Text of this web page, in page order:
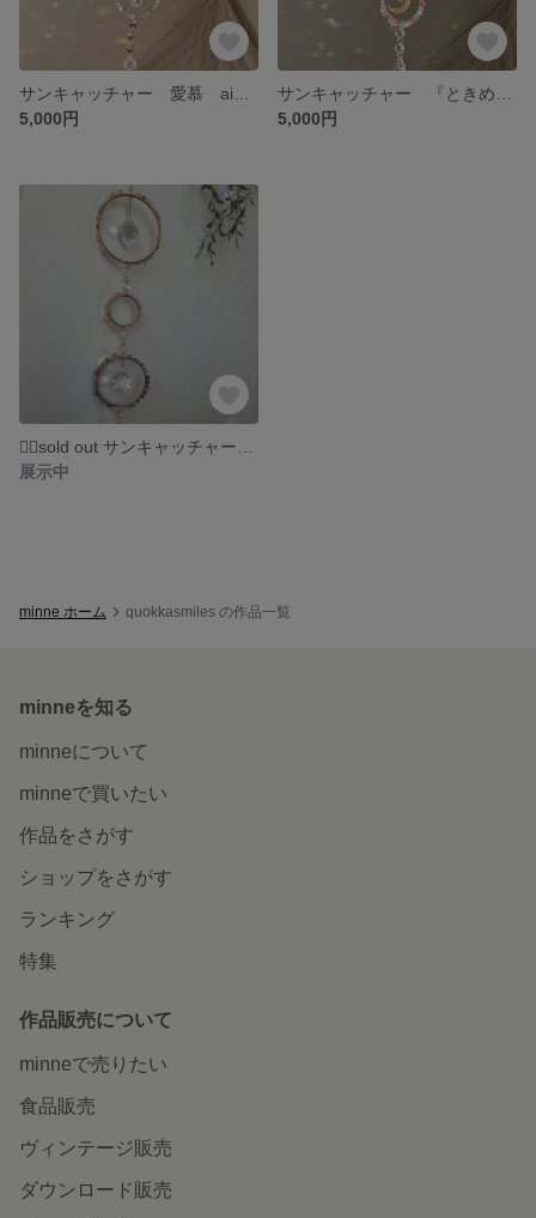
5,000円
5,000円
展示中
minne ホーム quokkasmiles の作品一覧
minneを知る
minneについて
minneで買いたい
作品をさがす
ショップをさがす
ランキング
特集
作品販売について
minneで売りたい
食品販売
ヴィンテージ販売
ダウンロード販売